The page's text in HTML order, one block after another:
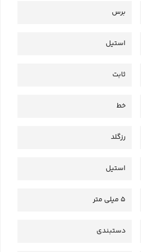
برس
استیل
ثابت
خط
رزگلد
استیل
5 میلی متر
دستبندی